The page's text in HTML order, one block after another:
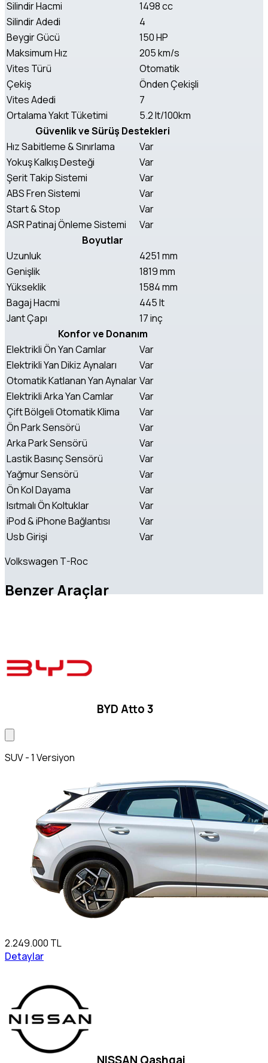
Silindir Hacmi
1498 cc
Silindir Adedi
4
Beygir Gücü
150 HP
Maksimum Hız
205 km/s
Vites Türü
Otomatik
Çekiş
Önden Çekişli
Vites Adedi
7
Ortalama Yakıt Tüketimi
5.2 lt/100km
Güvenlik ve Sürüş Destekleri
Hız Sabitleme & Sınırlama
Var
Yokuş Kalkış Desteği
Var
Şerit Takip Sistemi
Var
ABS Fren Sistemi
Var
Start & Stop
Var
ASR Patinaj Önleme Sistemi
Var
Boyutlar
Uzunluk
4251 mm
Genişlik
1819 mm
Yükseklik
1584 mm
Bagaj Hacmi
445 lt
Jant Çapı
17 inç
Konfor ve Donanım
Elektrikli Ön Yan Camlar
Var
Elektrikli Yan Dikiz Aynaları
Var
Otomatik Katlanan Yan AynalarVar
Elektrikli Arka Yan Camlar
Var
Çift Bölgeli Otomatik Klima
Var
Ön Park Sensörü
Var
Arka Park Sensörü
Var
Lastik Basınç Sensörü
Var
Yağmur Sensörü
Var
Ön Kol Dayama
Var
Isıtmalı Ön Koltuklar
Var
iPod & iPhone Bağlantısı
Var
Usb Girişi
Var
Volkswagen T-Roc
Benzer Araçlar
BYD Atto 3
SUV - 1 Versiyon
2.249.000 TL
Detaylar